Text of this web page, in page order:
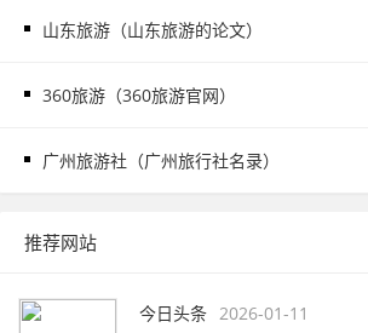
山东旅游（山东旅游的论文）
360旅游（360旅游官网）
广州旅游社（广州旅行社名录）
推荐网站
今日头条 2026-01-11